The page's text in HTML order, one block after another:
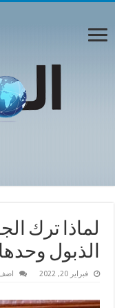
لماذا ترك
الذبول
فبراير 20, 2022